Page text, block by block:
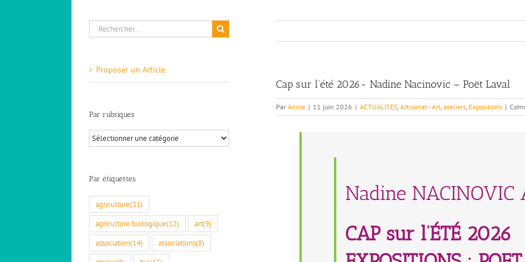
Cap sur l’été 2026- Nadine Nacinovic – Poët Laval
ParAnnie | 11 juin 2026 | ACTUALITES ,Artisanat - Art ,ateliers Expositions |
Nadine NACINOVIC
CAP sur l’ÉTÉ 2026
Rechercher:
Proposer un Article
Par rubriques
Par
rubriques
Par étiquettes
agriculture(21)
agriculture biologique(12) art(9)
association(14) associations(8)